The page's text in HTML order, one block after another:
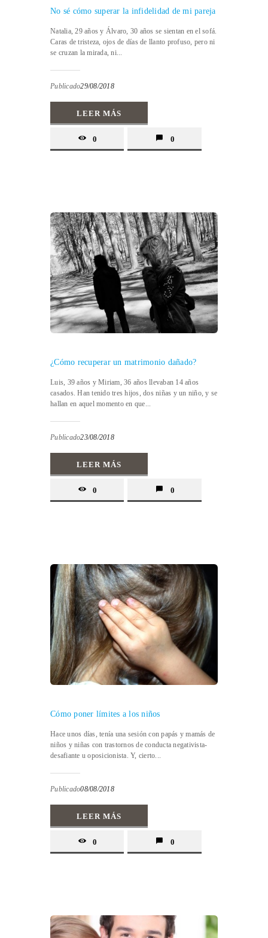
No sé cómo superar la infidelidad de mi pareja
Natalia, 29 años y Álvaro, 30 años se sientan en el sofá.
Caras de tristeza, ojos de días de llanto profuso, pero ni
se cruzan la mirada, ni...
Publicado29/08/2018
LEER MÁS
0 0
¿Cómo recuperar un matrimonio dañado?
Luis, 39 años y Miriam, 36 años llevaban 14 años
casados. Han tenido tres hijos, dos niñas y un niño, y se
hallan en aquel momento en que...
Publicado23/08/2018
LEER MÁS
0 0
Cómo poner límites a los niños
Hace unos días, tenía una sesión con papás y mamás de
niños y niñas con trastornos de conducta negativista-
desafiante u oposicionista. Y, cierto...
Publicado08/08/2018
LEER MÁS
0 0